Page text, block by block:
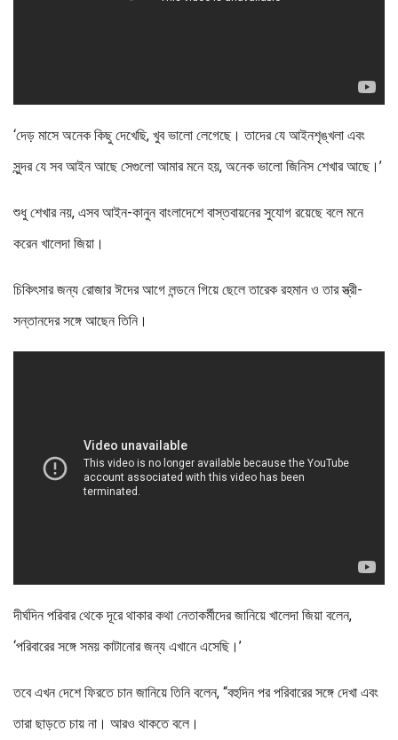
‘দেড় মাসে অনেক কিছু দেখেছি, খুব ভালো লেগেছে। তাদের যে আইনশৃঙ্খলা এবং
সুন্দর যে সব আইন আছে সেগুলো আমার মনে হয়, অনেক ভালো জিনিস শেখার আছে।’
শুধু শেখার নয়, এসব আইন-কানুন বাংলাদেশে বাস্তবায়নের সুযোগ রয়েছে বলে মনে
করেন খালেদা জিয়া।
চিকিৎসার জন্য রোজার ঈদের আগে লন্ডনে গিয়ে ছেলে তারেক রহমান ও তার স্ত্রী-
সন্তানদের সঙ্গে আছেন তিনি।
দীর্ঘদিন পরিবার থেকে দূরে থাকার কথা নেতাকর্মীদের জানিয়ে খালেদা জিয়া বলেন,
‘পরিবারের সঙ্গে সময় কাটানোর জন্য এখানে এসেছি।’
তবে এখন দেশে ফিরতে চান জানিয়ে তিনি বলেন, “বহুদিন পর পরিবারের সঙ্গে দেখা এবং
তারা ছাড়তে চায় না। আরও থাকতে বলে।